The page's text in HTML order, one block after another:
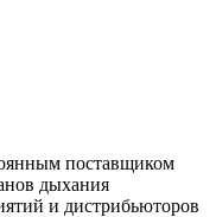
поставщиком
дыхания
и дистрибьюторов